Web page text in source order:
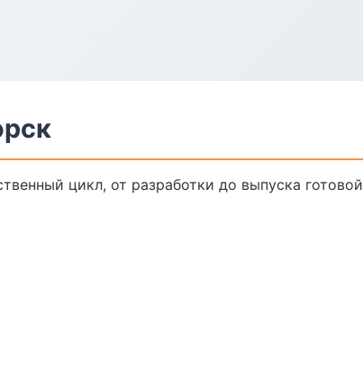
цикл, от разработки до выпуска готовой